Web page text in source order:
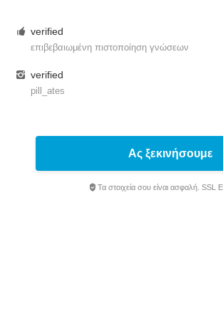
verified
επιβεβαιωμένη πιστοποίηση γνώσεων
verified
pill_ ates
Ας ξεκινήσουμε
Τα στοιχεία σου είναι ασφαλή. SSL